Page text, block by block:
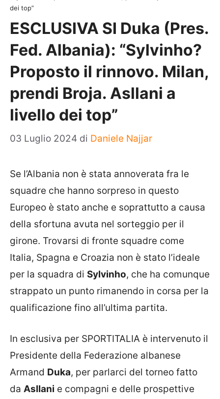
dei top”
ESCLUSIVA SI Duka (Pres.
Fed. Albania): “Sylvinho?
Proposto il rinnovo. Milan,
prendi Broja. Asllani a
livello dei top”
03 Luglio 2024 di Daniele Najjar
Se l’Albania non è stata annoverata fra le
squadre che hanno sorpreso in questo
Europeo è stato anche e soprattutto a causa
della sfortuna avuta nel sorteggio per il
girone. Trovarsi di fronte squadre come
Italia, Spagna e Croazia non è stato l’ideale
per la squadra di Sylvinho, che ha comunque
strappato un punto rimanendo in corsa per la
qualificazione fino all’ultima partita.
In esclusiva per SPORTITALIA è intervenuto il
Presidente della Federazione albanese
Armand Duka, per parlarci del torneo fatto
da Asllani e compagni e delle prospettive